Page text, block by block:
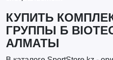
КУПИТЬ
ГРУППЫ Б
АЛМАТЫ